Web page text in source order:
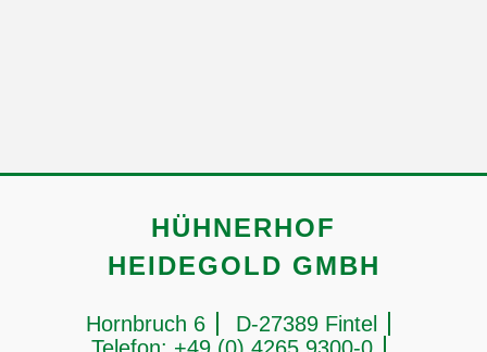
HÜHNERHOF
HEIDEGOLD GMBH
Hornbruch 6
D-27389 Fintel